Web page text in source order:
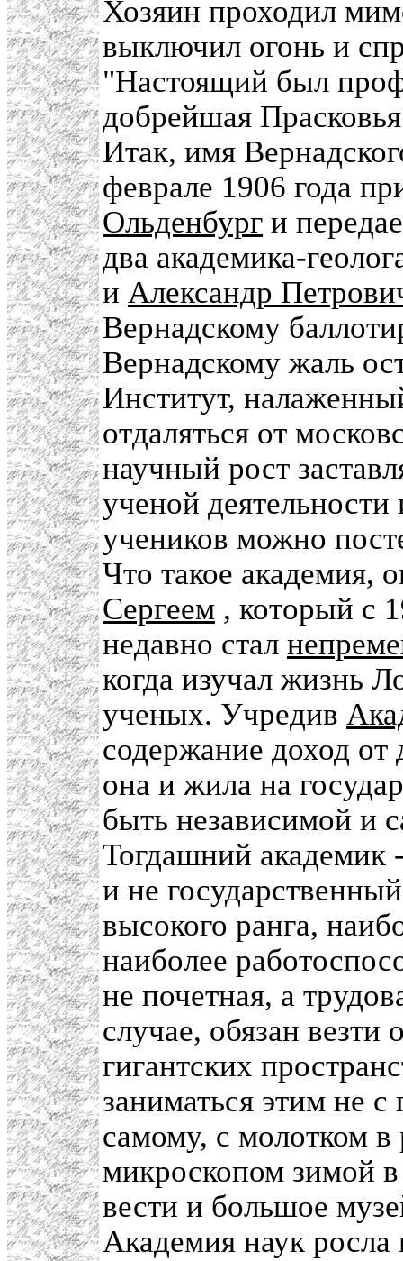
Хозяин проходил
выключил огонь и
"Настоящий был
добрейшая
Итак, имя
феврале 1906 года
Ольденбург и
два академика-
и Александр
Вернадскому
Вернадскому жаль
Институт,
отдаляться от
научный рост
ученой
учеников можно
Что такое
Сергеем , который с
недавно стал
когда изучал жизнь
ученых. Учредив
содержание доход
она и жила на
быть независимой и
Тогдашний академик
и не
высокого ранга,
наиболее
не почетная, а
случае, обязан
гигантских
заниматься этим не
самому, с молотком в
микроскопом зимой
вести и большое
Академия наук